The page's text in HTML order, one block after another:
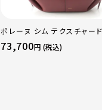
ポレーヌ シム テクスチャー
レザー トートバッグ ダークチ
レギュラー
73,700円 (税込)